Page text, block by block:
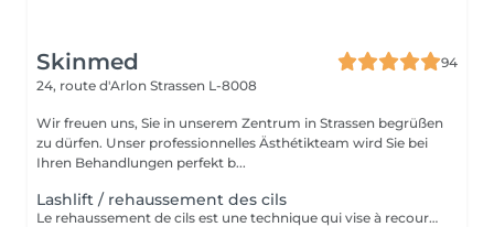
Skinmed
94
24, route d'Arlon Strassen L-8008
Wir freuen uns, Sie in unserem Zentrum in Strassen begrüßen
zu dürfen. Unser professionnelles Ästhétikteam wird Sie bei
Ihren Behandlungen perfekt b...
Lashlift / rehaussement des cils
Le rehaussement de cils est une technique qui vise à recourber et à allonger les cils afin d'apporter un effet mascara au regard. Le regard est plus ouvert et plus lumineux.